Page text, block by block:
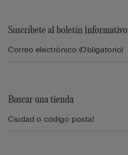
Suscríbete al boletín informativo
Buscar una tienda